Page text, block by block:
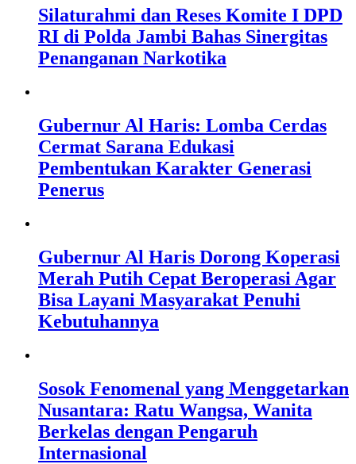
Silaturahmi dan Reses Komite I DPD
RI di Polda Jambi Bahas Sinergitas
Penanganan Narkotika
Gubernur Al Haris: Lomba Cerdas
Cermat Sarana Edukasi
Pembentukan Karakter Generasi
Penerus
Gubernur Al Haris Dorong Koperasi
Merah Putih Cepat Beroperasi Agar
Bisa Layani Masyarakat Penuhi
Kebutuhannya
Sosok Fenomenal yang Menggetarkan
Nusantara: Ratu Wangsa, Wanita
Berkelas dengan Pengaruh
Internasional